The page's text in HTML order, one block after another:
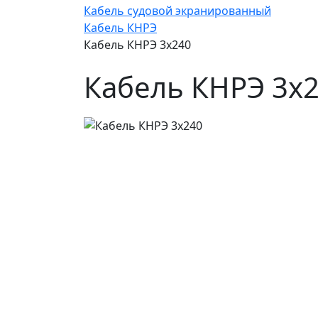
Кабель судовой экранированный
Кабель КНРЭ
Кабель КНРЭ 3х240
Кабель КНРЭ